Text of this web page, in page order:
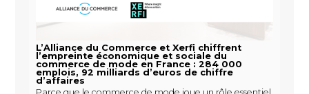
L’Alliance du Commerce et Xerfi chiffrent
l’empreinte économique et sociale du
commerce de mode en France : 284 000
emplois, 92 milliards d’euros de chiffre
d’affaires